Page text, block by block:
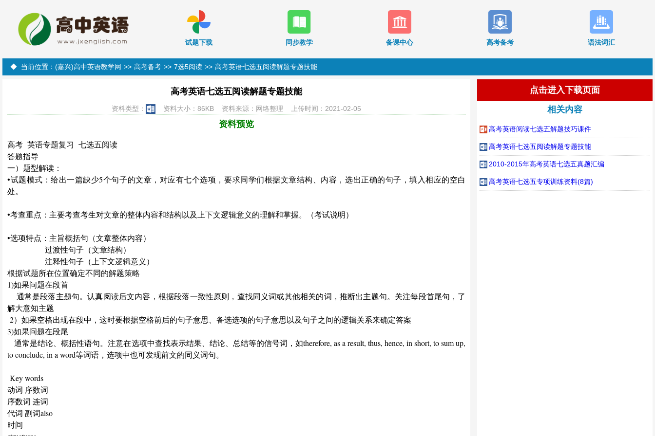
试题下载 同步教学 备课中心 高考备考 语法词汇
◆ 当前位置： (嘉兴)高中英语教学网 >> 高考备考 >> 7选5阅读 >> 高考英语七选五阅读解题专题技能
高考英语七选五阅读解题专题技能
资料类型： 资料大小：86KB 资料来源：网络整理 上传时间：2021-02-05
资料预览
高考 英语专题复习 七选五阅读
答题指导
一）题型解读：
•试题模式：给出一篇缺少5个句子的文章，对应有七个选项，要求同学们根据文章结构、内容，选出正确的句子，填入相应的空白
处。
•考查重点：主要考查考生对文章的整体内容和结构以及上下文逻辑意义的理解和掌握。（考试说明）
•选项特点：主旨概括句（文章整体内容）
过渡性句子（文章结构）
注释性句子（上下文逻辑意义）
根据试题所在位置确定不同的解题策略
1)如果问题在段首
通常是段落主题句。认真阅读后文内容，根据段落一致性原则，查找同义词或其他相关的词，推断出主题句。关注每段首尾句，了
解大意知主题
2）如果空格出现在段中，这时要根据空格前后的句子意思、备选选项的句子意思以及句子之间的逻辑关系来确定答案
3)如果问题在段尾
通常是结论、概括性语句。注意在选项中查找表示结果、结论、总结等的信号词，如therefore, as a result, thus, hence, in short, to sum up,
to conclude, in a word等词语，选项中也可发现前文的同义词句。
Key words
动词 序数词
序数词 连词
代词 副词also
时间
点击进入下载页面
相关内容
高考英语阅读七选五解题技巧课件
高考英语七选五阅读解题专题技能
2010-2015年高考英语七选五真题汇编
高考英语七选五专项训练资料(8篇)